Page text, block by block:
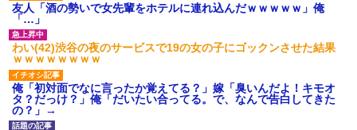
友人「酒の勢いで女先輩をホテルに連れ込んだｗｗｗｗｗ」俺
「…」
わい(42)渋谷の夜のサービスで19の女の子にゴックンさせた結果
ｗｗｗｗｗｗｗｗ
俺「初対面でなに言ったか覚えてる？」嫁「臭いんだよ！キモオ
タ？だっけ？」俺「だいたい合ってる。で、なんで告白してきた
の？」→